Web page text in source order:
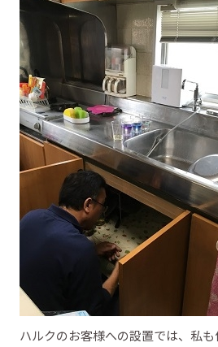
ハルクのお客様への設置では、私